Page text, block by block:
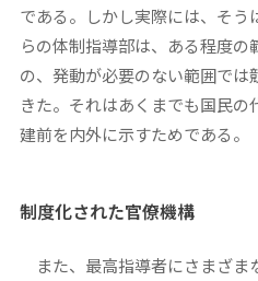
である。しかし実際には、そう
らの体制指導部は、ある程度の
の、発動が必要のない範囲で
きた。それはあくまでも国民の
建前を内外に示すためである。
制度化された官僚機構
また、最高指導者にさまざま